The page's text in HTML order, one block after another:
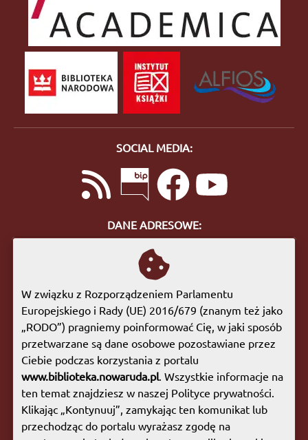
SOCIAL MEDIA:
DANE ADRESOWE:
ul. Bohaterów Getta 10
57-400 Nowa Ruda
tel. 74 872 46 96
biuro@biblioteka.nowaruda.pl
GODZINY OTWARCIA:
Poniedziałek:
09:00 - 17:00
Wtorek:
09:00 - 17:00
Środa:
09:00 - 17:00
Czwartek:
08:00 - 15:30
Piątek:
09:00 - 17:00
W związku z Rozporządzeniem Parlamentu
Europejskiego i Rady (UE) 2016/679 (znanym też jako
„RODO”) pragniemy poinformować Cię, w jaki sposób
przetwarzane są dane osobowe pozostawiane przez
Ciebie podczas korzystania z portalu
www.biblioteka.nowaruda.pl. Wszystkie informacje na
ten temat znajdziesz w naszej Polityce prywatności.
Klikając „Kontynuuj”, zamykając ten komunikat lub
przechodząc do portalu wyrażasz zgodę na